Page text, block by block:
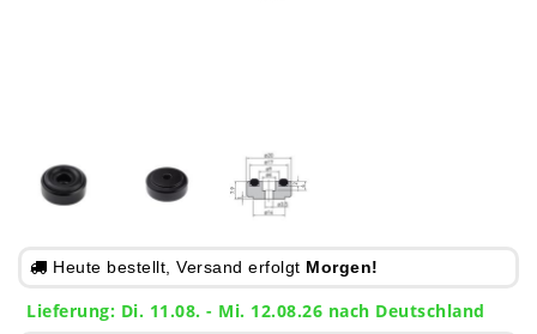
Heute bestellt, Versand erfolgt Morgen!
Lieferung: Di. 11.08. - Mi. 12.08.26 nach Deutschland